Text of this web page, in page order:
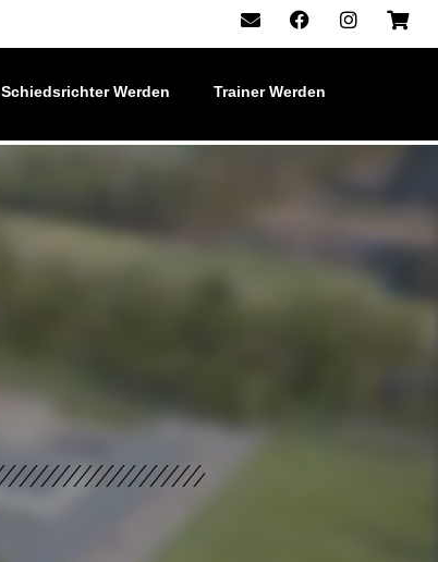
Schiedsrichter Werden Trainer Werden